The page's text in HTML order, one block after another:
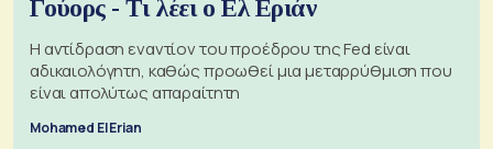
Γούορς - Τι λέει ο Ελ Εριάν
Η αντίδραση εναντίον του προέδρου της Fed είναι
αδικαιολόγητη, καθώς προωθεί μια μεταρρύθμιση που
είναι απολύτως απαραίτητη
Mohamed El Erian